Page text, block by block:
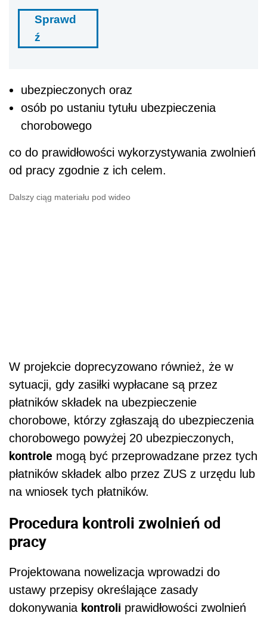
Sprawd
ź
ubezpieczonych oraz
osób po ustaniu tytułu ubezpieczenia
chorobowego
co do prawidłowości wykorzystywania zwolnień
od pracy zgodnie z ich celem.
Dalszy ciąg materiału pod wideo
W projekcie doprecyzowano również, że w
sytuacji, gdy zasiłki wypłacane są przez
płatników składek na ubezpieczenie
chorobowe, którzy zgłaszają do ubezpieczenia
chorobowego powyżej 20 ubezpieczonych,
kontrole mogą być przeprowadzane przez tych
płatników składek albo przez ZUS z urzędu lub
na wniosek tych płatników.
Procedura kontroli zwolnień od
pracy
Projektowana nowelizacja wprowadzi do
ustawy przepisy określające zasady
dokonywania kontroli prawidłowości zwolnień